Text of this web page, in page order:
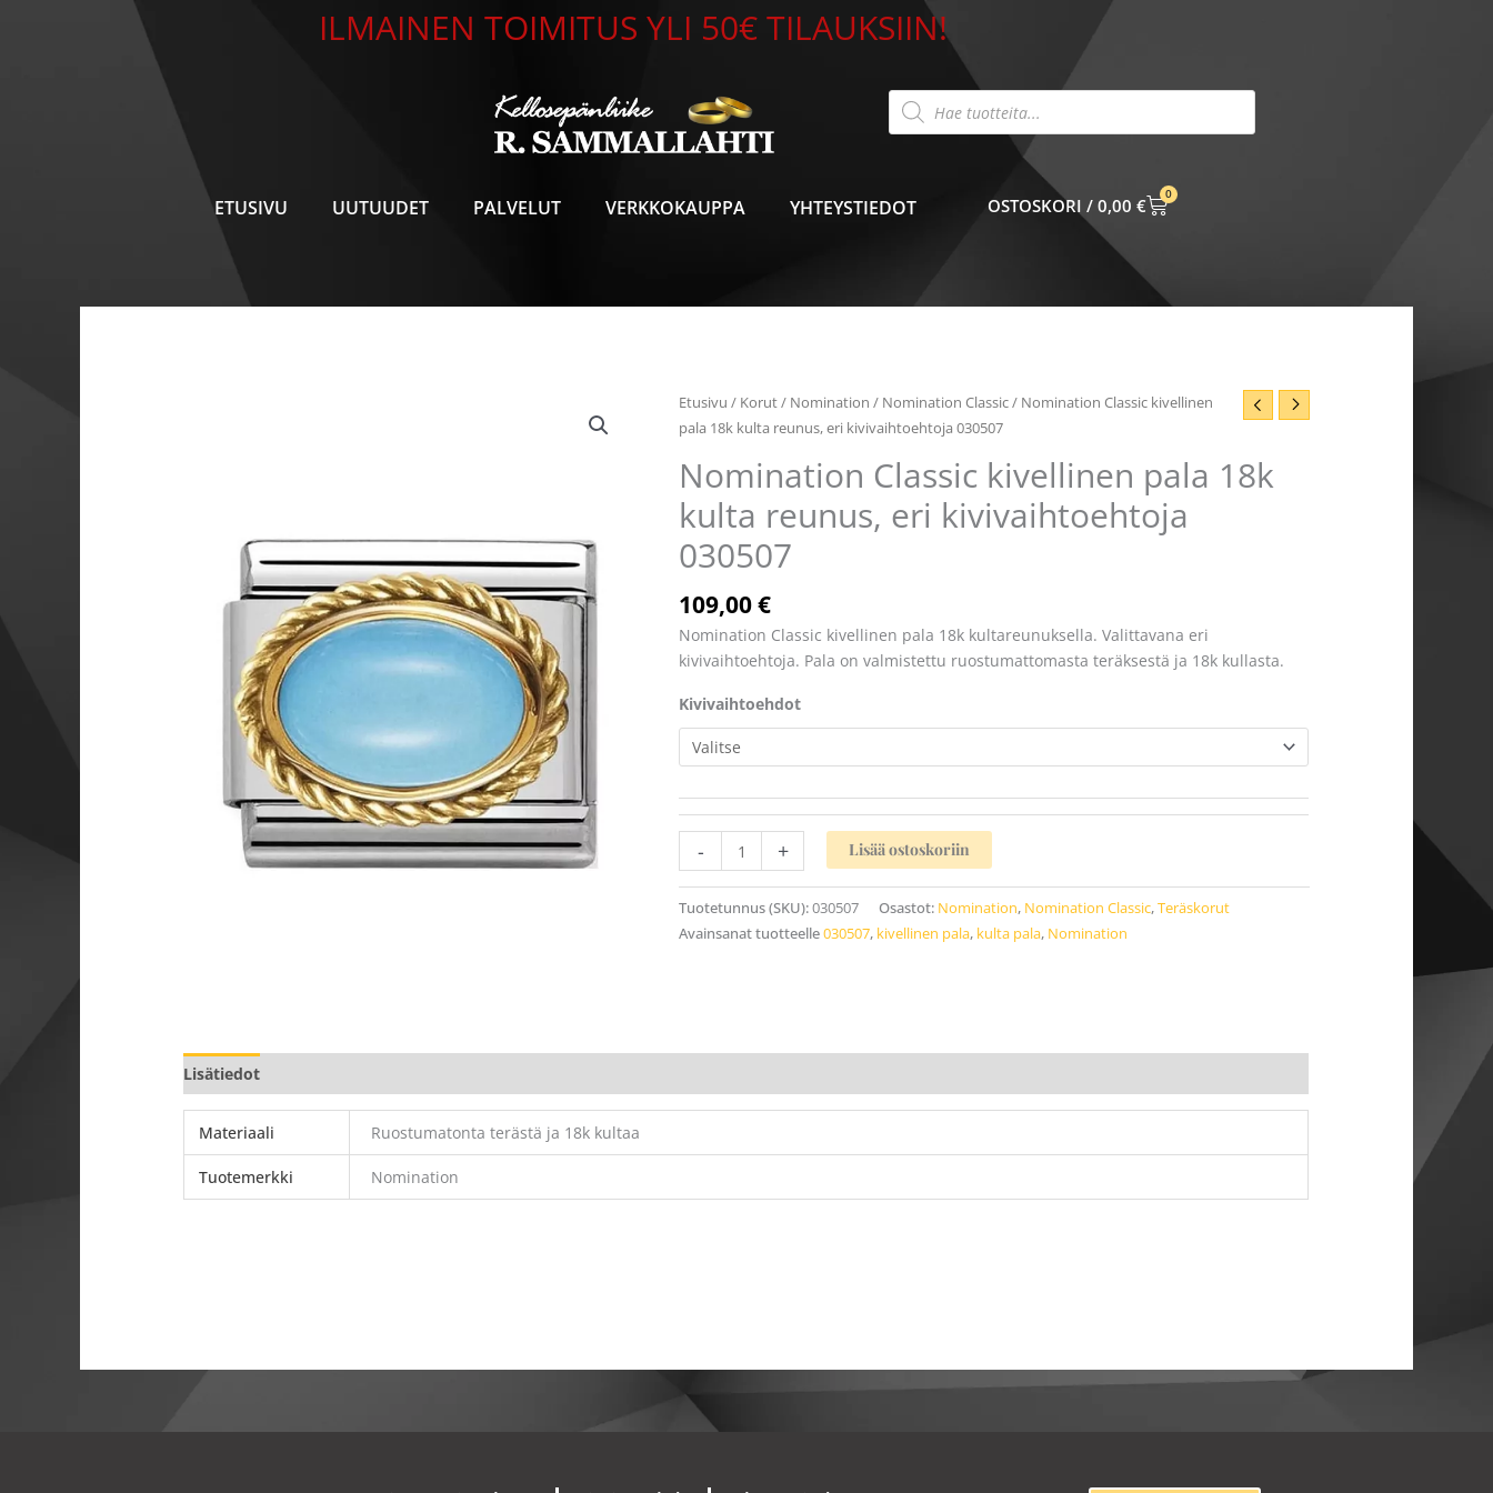
ILMAINEN TOIMITUS YLI 50€ TILAUKSIIN!
Products
search
ETUSIVU UUTUUDET PALVELUT VERKKOKAUPPA YHTEYSTIEDOT 0,00 €
0
CART
Etusivu / Korut/ Nomination / Nomination Classic/ Nomination Classic kivellinen
pala 18k kulta reunus, eri kivivaihtoehtoja 030507
Nomination Classic kivellinen pala 18k
kulta reunus, eri kivivaihtoehtoja
030507
109,00€
Nomination Classic kivellinen pala 18k kultareunuksella. Valittavana eri
kivivaihtoehtoja. Pala on valmistettu ruostumattomasta teräksestä ja 18k kullasta.
Kivivaihtoehdot
-
Nomination
Classic
pala
18k
kulta
reunus,
kivivaihtoehtoja
030507
määrä
+ Lisää ostoskoriin
Tuotetunnus (SKU):030507 Osastot: Nomination, Nomination Classic,Teräskorut
Avainsanat tuotteelle030507, kivellinen pala, kulta pala, Nomination
Lisätiedot
Materiaali Ruostumatonta terästä ja 18k kultaa
Tuotemerkki Nomination